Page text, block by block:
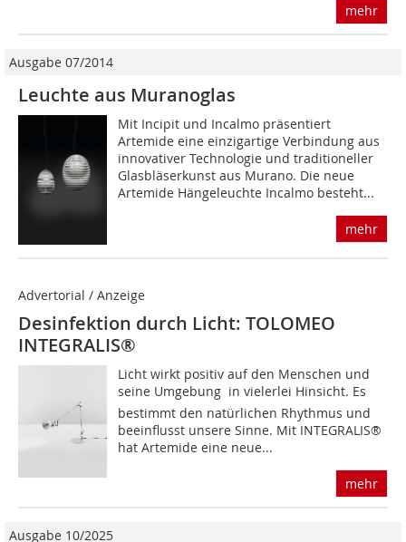
mehr
Ausgabe 07/2014
Leuchte aus Muranoglas
Mit Incipit und Incalmo präsentiert
Artemide eine einzigartige Verbindung aus
innovativer Technologie und traditioneller
Glasbläserkunst aus Murano. Die neue
Artemide Hängeleuchte Incalmo besteht...
mehr
Advertorial / Anzeige
Desinfektion durch Licht: TOLOMEO
INTEGRALIS®
Licht wirkt positiv auf den Menschen und
seine Umgebung  in vielerlei Hinsicht. Es
bestimmt den natürlichen Rhythmus und
beeinflusst unsere Sinne. Mit INTEGRALIS®
hat Artemide eine neue...
mehr
Ausgabe 10/2025